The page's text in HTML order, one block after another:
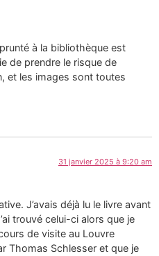
à la bibliothèque est
de prendre le risque de
et les images sont toutes
31 janvier 2025 à 9:20 am
J’avais déjà lu le livre avant
trouvé celui-ci alors que je
de visite au Louvre
Thomas Schlesser et que je